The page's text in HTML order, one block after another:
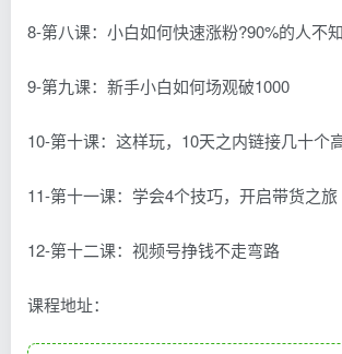
8-第八课：小白如何快速涨粉?90%的人不
9-第九课：新手小白如何场观破1000
10-第十课：这样玩，10天之内链接几十个
11-第十一课：学会4个技巧，开启带货之旅
12-第十二课：视频号挣钱不走弯路
课程地址：